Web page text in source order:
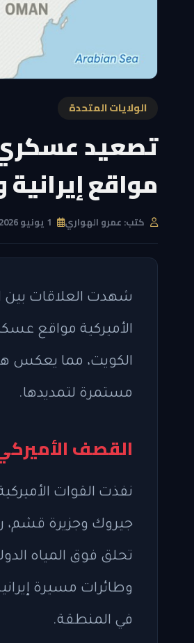
الولايات المتحدة
تصعيد عسكري
مواقع
كتب: عمرو الهواري
شهدت العلاقات بين
الأميركية مواقع
الكويت، مما يعكس
مستمرة لتمديدها.
القصف
نفذت القوات
تحلق فوق المياه
وطائرات مسيرة
في المنطقة.